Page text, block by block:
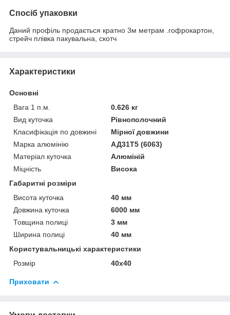
Спосіб упаковки
Даний профіль продається кратно 3м метрам .гофрокартон,
стрейч плівка пакувальна, скотч
Характеристики
Основні
Вага 1 п.м.
0.626 кг
Вид куточка
Рівнополочний
Класифікація по довжині
Мірної довжини
Марка алюмінію
АД31Т5 (6063)
Матеріал куточка
Алюміній
Міцність
Висока
Габаритні розміри
Висота куточка
40 мм
Довжина куточка
6000 мм
Товщина полиці
3 мм
Ширина полиці
40 мм
Користувальницькі характеристики
Розмір
40х40
Приховати